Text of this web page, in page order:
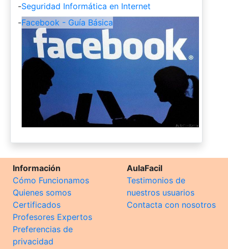
-Seguridad Informática en Internet
-Facebook - Guía Básica
Información
Cómo Funcionamos
Quienes somos
Certificados
Profesores Expertos
Preferencias de
privacidad
AulaFacil
Testimonios de
nuestros usuarios
Contacta con nosotros